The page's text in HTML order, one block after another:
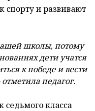
спорту и развивают
школы, потому
дети учатся
к победе и вести
педагог.
седьмого класса